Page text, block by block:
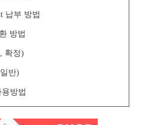
납부 방법
방법
확정)
반)
방법